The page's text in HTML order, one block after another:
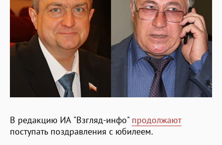
В редакцию ИА "Взгляд-инфо" продолжают
поступать поздравления с юбилеем.